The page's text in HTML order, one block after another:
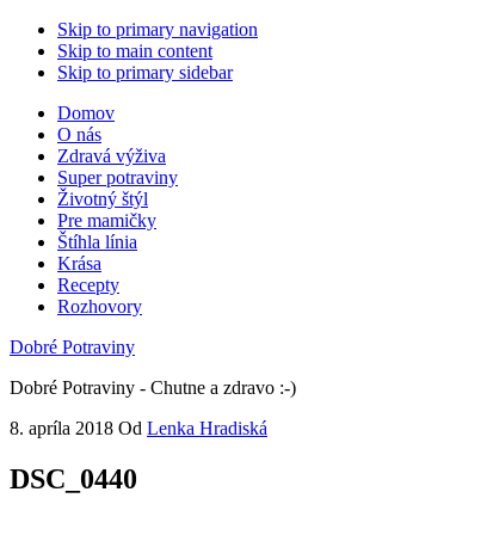
Skip to primary navigation
Skip to main content
Skip to primary sidebar
Domov
O nás
Zdravá výživa
Super potraviny
Životný štýl
Pre mamičky
Štíhla línia
Krása
Recepty
Rozhovory
Dobré Potraviny
Dobré Potraviny - Chutne a zdravo :-)
8. apríla 2018 Od Lenka Hradiská
DSC_0440